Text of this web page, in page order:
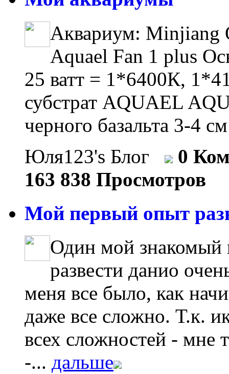
Аквариум: Minjiang
Aquael Fan 1 plus
25 ватт = 1*6400К,
субстрат AQUAEL
черного базальта 3-4
Юля123's Блог
0
163 838 Просмотров
Мой первый опыт
Один мой знакомый
развести данио
меня все было, как
даже все сложно. Т.к.
всех сложностей - мне
-... дальше